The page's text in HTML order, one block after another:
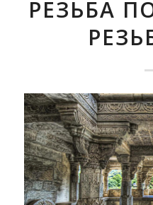
РЕЗЬБА